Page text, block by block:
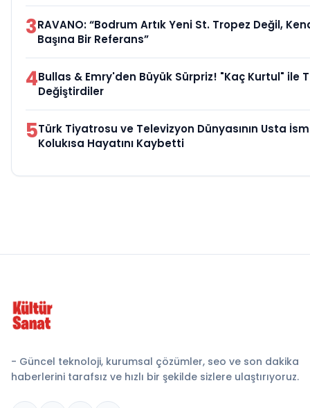
3RAVANO: “Bodrum Artık Yeni St. Tropez Değil,
Başına Bir Referans”
4Bullas & Emry'den Büyük Sürpriz! "Kaç Kurtul" ile
Değiştirdiler
5Türk Tiyatrosu ve Televizyon Dünyasının Usta
Kolukısa Hayatını Kaybetti
- Güncel teknoloji, kurumsal çözümler, seo ve son dakika
haberlerini tarafsız ve hızlı bir şekilde sizlere ulaştırıyoruz.